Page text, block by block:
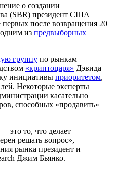
о создании
(SBR) президент США
после возвращения 20
из предвыборных
группу по рынкам
«криптоцаря» Дэвида
инициативы приоритетом,
Некоторые эксперты
касательно
способных «продавить»
это то, что делает
решать вопрос», —
рынка президент и
Джим Бьянко.